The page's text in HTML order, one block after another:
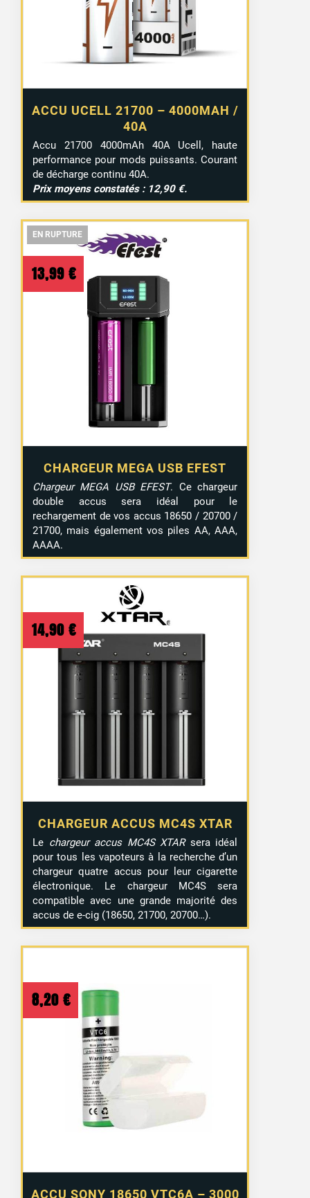
ACCU UCELL 21700 – 4000MAH /
40A
Accu 21700 4000mAh 40A Ucell, haute
performance pour mods puissants. Courant
de décharge continu 40A.
Prix moyens constatés : 12,90 €.
EN RUPTURE
EN RUPTURE
CHARGEUR MEGA USB EFEST
13,99 €
Chargeur MEGA USB EFEST. Ce chargeur
double accus sera idéal pour le
rechargement de vos accus 18650 / 20700 /
21700, mais également vos piles AA, AAA,
AAAA.
EN RUPTURE
CHARGEUR ACCUS MC4S XTAR
14,90 €
Le chargeur accus MC4S XTARsera idéal
pour tous les vapoteurs à la recherche d’un
chargeur quatre accus pour leur cigarette
électronique. Le chargeur MC4S sera
compatible avec une grande majorité des
accus de e-cig (18650, 21700, 20700…).
ACCU SONY 18650 VTC6A – 3000
8,20 €